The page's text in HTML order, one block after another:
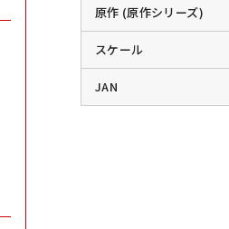
原作 (原作シリーズ)
スケール
JAN